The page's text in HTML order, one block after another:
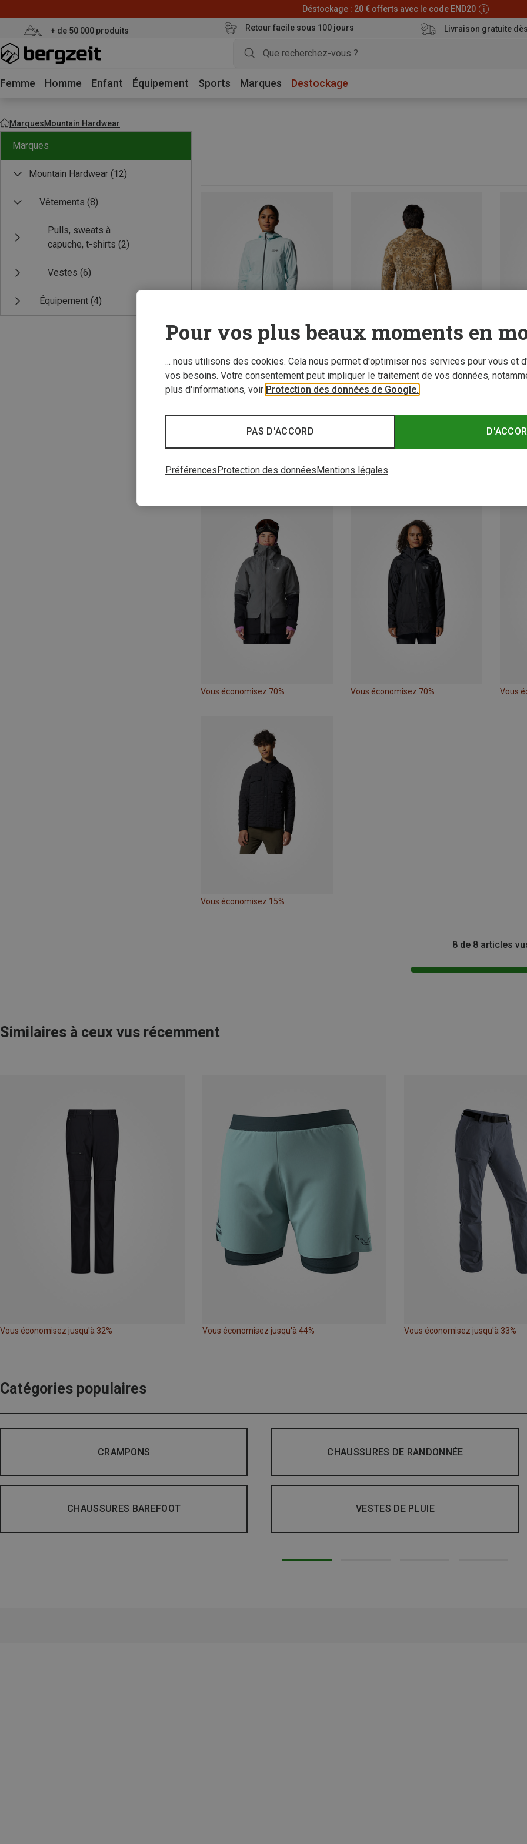
Déstockage : 20 € offerts avec le code END20
+ de 50 000 produits Retour facile sous 100 jours Livraison gratuite
Femme Homme Enfant Équipement Sports Marques Destockage
MarquesMountain Hardwear
Marques
Mountain Hardwear (12)
Vêtements (8)
Pulls, sweats à
capuche, t-shirts (2)
Vestes (6)
Équipement (4)
Vous économisez 66% Vous économisez 58% Vous
Vous économisez 70% Vous économisez 70% Vous
Vous économisez 15%
8 de 8 articles
Similaires à ceux vus récemment
Vous économisez jusqu'à 32% Vous économisez jusqu'à 44% Vous économisez jusqu'à 33%
Catégories populaires
CRAMPONS CHAUSSURES DE RANDONNÉE
CHAUSSURES BAREFOOT VESTES DE PLUIE
Pour vos plus beaux moments en
... nous utilisons des cookies. Cela nous permet d'optimiser nos services pour vous et
vos besoins. Votre consentement peut impliquer le traitement de vos données,
plus d'informations, voir Protection des données de Google.
PAS D'ACCORD
Préférences Protection des données Mentions légales